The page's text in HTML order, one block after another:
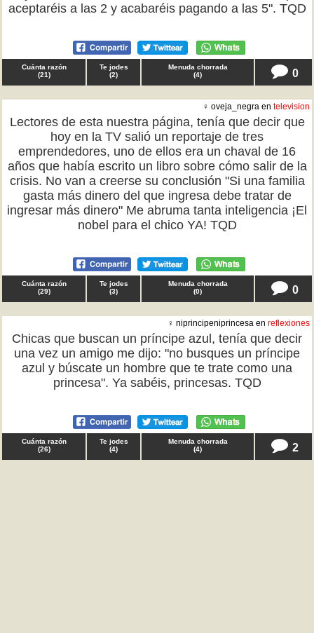
aceptaréis a las 2 y acabaréis pagando a las 5". TQD
Cuánta razón
(21)
Te jodes
(2)
Menuda chorrada
(4) 0
♀ oveja_negra en television
Lectores de esta nuestra página, tenía que decir que
hoy en la TV salió un reportaje de tres
emprendedores, uno de ellos era un chaval de 16
años que había escrito un libro sobre cómo salir de la
crisis. No van a creerse su conclusión "Si una familia
gasta más dinero del que ingresa debe tratar de
ingresar más dinero" Me abruma tanta inteligencia ¡El
nobel para el chico YA! TQD
Cuánta razón
(29)
Te jodes
(3)
Menuda chorrada
(0) 0
♀ niprincipeniprincesa en reflexiones
Chicas que buscan un príncipe azul, tenía que decir
una vez un amigo me dijo: "no busques un príncipe
azul y búscate un hombre que te trate como una
princesa". Ya sabéis, princesas. TQD
Cuánta razón
(26)
Te jodes
(4)
Menuda chorrada
(4) 2